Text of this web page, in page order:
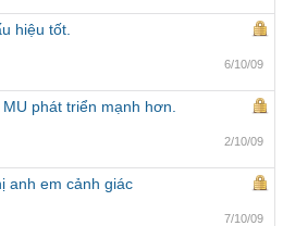
hiệu tốt.
6/10/09
phát triển mạnh hơn.
2/10/09
anh em cảnh giác
7/10/09